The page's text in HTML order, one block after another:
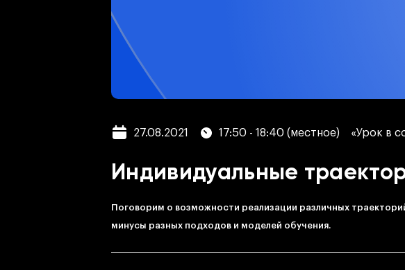
27.08.2021 17:50 - 18:40 (местное) «Урок в
Индивидуальные
Поговорим о возможности реализации различных
минусы разных подходов и моделей обучения.